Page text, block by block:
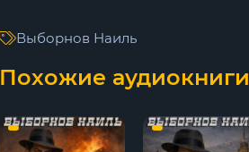
Выборнов Наиль
Похожие аудиокниги